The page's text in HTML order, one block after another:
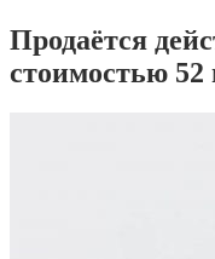
Продаётся
стоимостью 52